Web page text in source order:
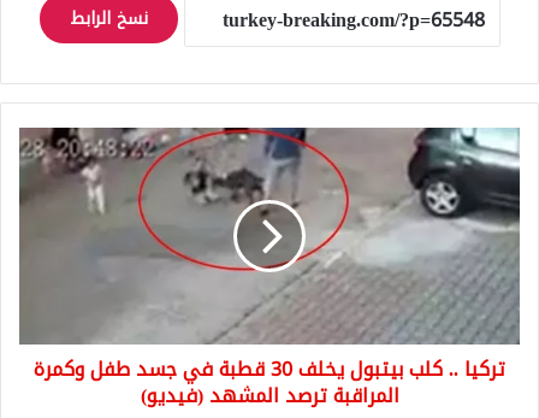
نسخ الرابط
تركيا
..
كلب
بيتبول
يخلف
30
قطبة
في
جسد
طفل
وكمرة
تركيا .. كلب بيتبول يخلف 30 قطبة في جسد طفل وكمرة
المراقبة ترصد المشهد (فيديو)